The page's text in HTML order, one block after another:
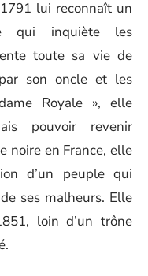
lui reconnaît un
qui inquiète les
toute sa vie de
son oncle et les
Royale », elle
pouvoir revenir
noire en France, elle
d’un peuple qui
ses malheurs. Elle
loin d’un trône